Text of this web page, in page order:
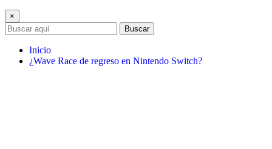
×
Buscar
Inicio
¿Wave Race de regreso en Nintendo Switch?